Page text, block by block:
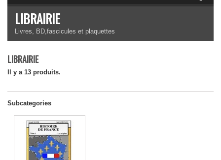
LIBRAIRIE
Livres, BD,fascicules et plaquettes
LIBRAIRIE
Il y a 13 produits.
Subcategories